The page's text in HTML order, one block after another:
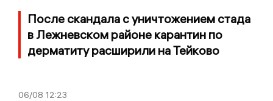
После скандала с уничтожением стада
в Лежневском районе карантин по
дерматиту расширили на Тейково
06/08 12:23